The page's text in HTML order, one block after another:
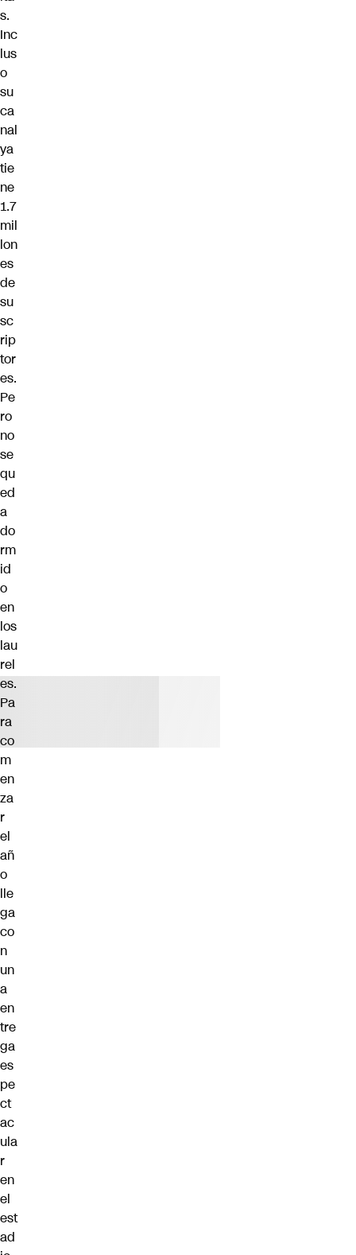
s.
Inc
lus
o
su
ca
nal
ya
tie
ne
1.7
mil
lon
es
de
su
sc
rip
tor
es.
Pe
ro
no
se
qu
ed
a
do
rm
id
o
en
los
lau
rel
es.
Pa
ra
co
m
en
za
r
el
añ
o
lle
ga
co
n
un
a
en
tre
ga
es
pe
ct
ac
ula
r
en
el
est
ad